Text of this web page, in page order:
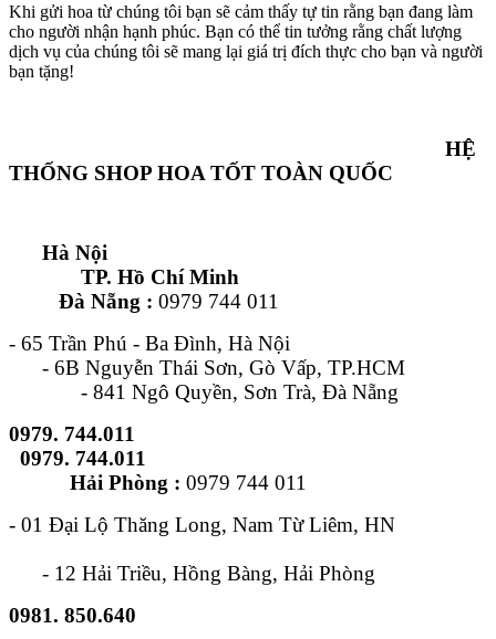
Khi gửi hoa từ chúng tôi bạn sẽ cảm thấy tự tin rằng bạn đang làm
cho người nhận hạnh phúc. Bạn có thể tin tưởng rằng chất lượng
dịch vụ của chúng tôi sẽ mang lại giá trị đích thực cho bạn và người
bạn tặng!
HỆ
THỐNG SHOP HOA TỐT TOÀN QUỐC
Hà Nội
TP. Hồ Chí Minh
Đà Nẵng : 0979 744 011
- 65 Trần Phú - Ba Đình, Hà Nội
- 6B Nguyễn Thái Sơn, Gò Vấp, TP.HCM
- 841 Ngô Quyền, Sơn Trà, Đà Nẵng
0979. 744.011
0979. 744.011
Hải Phòng : 0979 744 011
- 01 Đại Lộ Thăng Long, Nam Từ Liêm, HN
- 12 Hải Triều, Hồng Bàng, Hải Phòng
0981. 850.640